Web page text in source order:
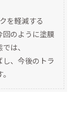
を軽減する
回のように塗膜
は、
、今後のトラ